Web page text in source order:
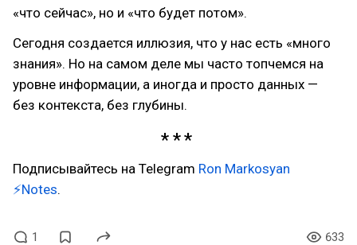
«что сейчас», но и «что будет потом».
Сегодня создается иллюзия, что у нас есть «много
знания». Но на самом деле мы часто топчемся на
уровне информации, а иногда и просто данных —
без контекста, без глубины.
Подписывайтесь на Telegram Ron Markosyan
⚡Notes.
1 633